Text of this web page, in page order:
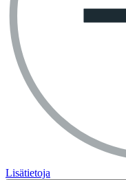
Lisätietoja